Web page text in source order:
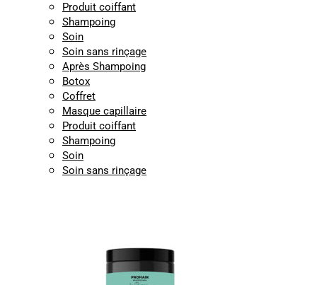
Produit coiffant
Shampoing
Soin
Soin sans rinçage
Après Shampoing
Botox
Coffret
Masque capillaire
Produit coiffant
Shampoing
Soin
Soin sans rinçage